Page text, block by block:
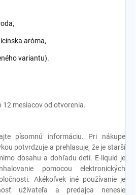
aróma,
variantu).
mesiacov od otvorenia.
písomnú informáciu. Pri nákupe
potvrdzuje a prehlasuje, že je starší
dosahu a dohľadu detí. E-liquid je
pomocou elektronických
Akékoľvek iné používanie je
užívateľa a predajca nenesie